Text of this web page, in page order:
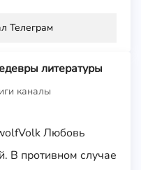
Телеграм
литературы
каналы
Любовь
В противном случае